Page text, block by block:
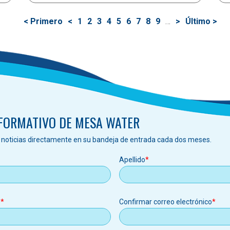
Primera
< Primero
Página
< Página
1 Página
2 Página
3 Página
4 Página
5 Página
6 Página
7 Página
8 Página
9 …
Siguiente
>
Última
Último >
DE MESA WATER
directamente en su bandeja de entrada cada dos meses.
Apellido
Confirmar correo electrónico